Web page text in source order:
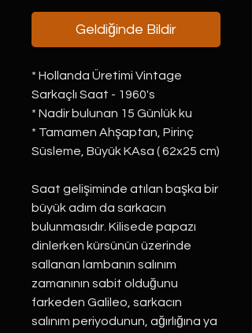
Geldiğinde Bildir
* Hollanda Üretimi Vintage
Sarkaçlı Saat - 1960's
* Nadir bulunan 15 Günlük ku
* Tamamen Ahşaptan, Pirinç
Süsleme, Büyük KAsa ( 62x25 cm)
Saat gelişiminde atılan başka bir
büyük adım da sarkacın
bulunmasıdır. Kilisede papazı
dinlerken kürsünün üzerinde
sallanan lambanın salınım
zamanının sabit olduğunu
farkeden Galileo, sarkacın
salınım periyodunun, ağırlığına ya